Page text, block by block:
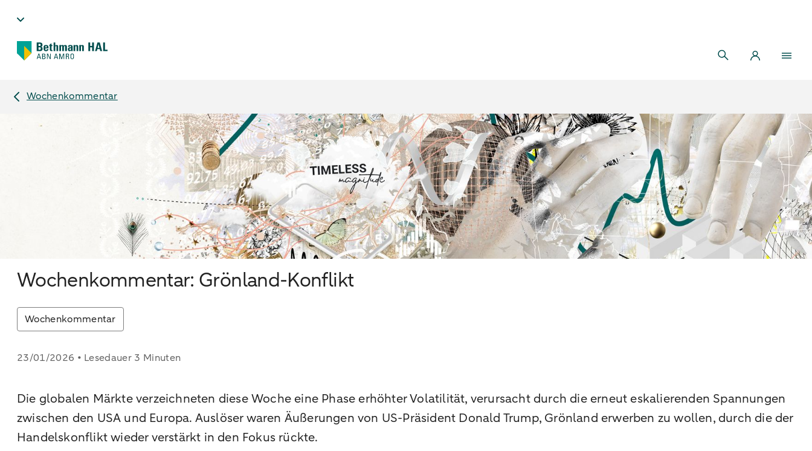
Wochenkommentar
Wochenkommentar: Grönland-Konflikt
Wochenkommentar
23/01/2026 • Lesedauer 3 Minuten
Die globalen Märkte verzeichneten diese Woche eine Phase erhöhter Volatilität, verursacht durch die erneut eskalierenden Spannungen
zwischen den USA und Europa. Auslöser waren Äußerungen von US-Präsident Donald Trump, Grönland erwerben zu wollen, durch die der
Handelskonflikt wieder verstärkt in den Fokus rückte.